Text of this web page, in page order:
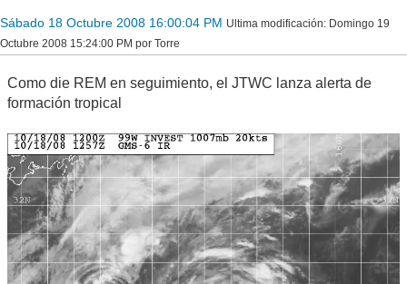
Sábado 18 Octubre 2008 16:00:04 PM Ultima modificación: Domingo 19
Octubre 2008 15:24:00 PM por Torre
Como die REM en seguimiento, el JTWC lanza alerta de
formación tropical